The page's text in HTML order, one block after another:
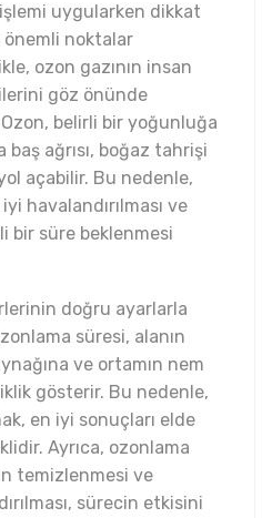
uygularken dikkat
önemli noktalar
ozon gazının insan
göz önünde
belirli bir yoğunluğa
baş ağrısı, boğaz tahrişi
açabilir. Bu nedenle,
havalandırılması ve
bir süre beklenmesi
doğru ayarlarla
süresi, alanın
ve ortamın nem
gösterir. Bu nedenle,
en iyi sonuçları elde
Ayrıca, ozonlama
temizlenmesi ve
sürecin etkisini